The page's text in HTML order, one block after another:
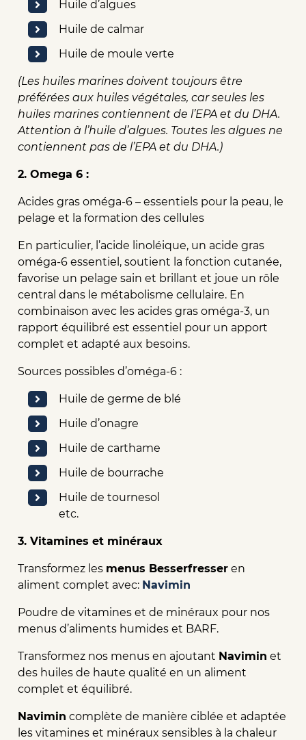
Huile d’algues
Huile de calmar
Huile de moule verte
(Les huiles marines doivent toujours être
préférées aux huiles végétales, car seules les
huiles marines contiennent de l’EPA et du DHA.
Attention à l’huile d’algues. Toutes les algues ne
contiennent pas de l’EPA et du DHA.)
2. Omega 6 :
Acides gras oméga-6 – essentiels pour la peau, le
pelage et la formation des cellules
En particulier, l’acide linoléique, un acide gras
oméga-6 essentiel, soutient la fonction cutanée,
favorise un pelage sain et brillant et joue un rôle
central dans le métabolisme cellulaire. En
combinaison avec les acides gras oméga-3, un
rapport équilibré est essentiel pour un apport
complet et adapté aux besoins.
Sources possibles d’oméga-6 :
Huile de germe de blé
Huile d’onagre
Huile de carthame
Huile de bourrache
Huile de tournesol
etc.
3. Vitamines et minéraux
Transformez les menus Besserfresser en
aliment complet avec: Navimin
Poudre de vitamines et de minéraux pour nos
menus d’aliments humides et BARF.
Transformez nos menus en ajoutant Navimin et
des huiles de haute qualité en un aliment
complet et équilibré.
Navimin complète de manière ciblée et adaptée
les vitamines et minéraux sensibles à la chaleur